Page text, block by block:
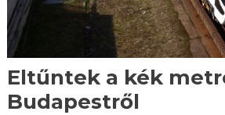
Eltűntek a kék
Budapestről